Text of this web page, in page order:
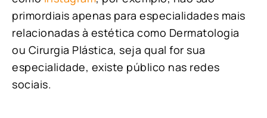
primordiais apenas para especialidades mais
relacionadas à estética como Dermatologia
ou Cirurgia Plástica, seja qual for sua
especialidade, existe público nas redes
sociais.